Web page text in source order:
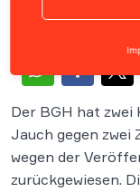
Der BGH hat
Jauch gegen zwei
wegen der
zurückgewiesen.